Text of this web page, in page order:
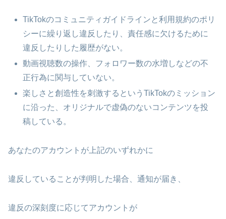
TikTokのコミュニティガイドラインと利用規約のポリ
シーに繰り返し違反したり、責任感に欠けるために
違反したりした履歴がない。
動画視聴数の操作、フォロワー数の水増しなどの不
正行為に関与していない。
楽しさと創造性を刺激するというTikTokのミッション
に沿った、オリジナルで虚偽のないコンテンツを投
稿している。
あなたのアカウントが上記のいずれかに
違反していることが判明した場合、通知が届き、
違反の深刻度に応じてアカウントが